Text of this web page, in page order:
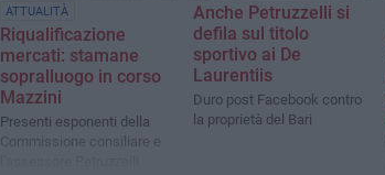
ATTUALITÀ
Riqualificazione
mercati: stamane
sopralluogo in corso
Mazzini
Presenti esponenti della
Commissione consiliare e
Anche Petruzzelli si
defila sul titolo
sportivo ai De
Laurentiis
Duro post Facebook contro
la proprietà del Bari